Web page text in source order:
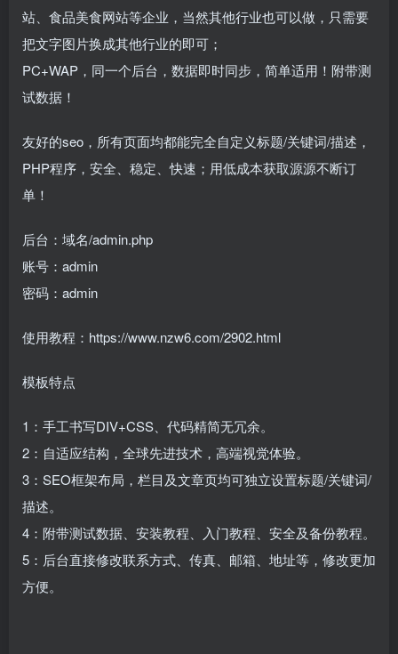
站、食品美食网站等企业，当然其他行业也可以做，只需要
把文字图片换成其他行业的即可；
PC+WAP，同一个后台，数据即时同步，简单适用！附带测
试数据！
友好的seo，所有页面均都能完全自定义标题/关键词/描述，
PHP程序，安全、稳定、快速；用低成本获取源源不断订
单！
后台：域名/admin.php
账号：admin
密码：admin
使用教程：https://www.nzw6.com/2902.html
模板特点
1：手工书写DIV+CSS、代码精简无冗余。
2：自适应结构，全球先进技术，高端视觉体验。
3：SEO框架布局，栏目及文章页均可独立设置标题/关键词/
描述。
4：附带测试数据、安装教程、入门教程、安全及备份教程。
5：后台直接修改联系方式、传真、邮箱、地址等，修改更加
方便。